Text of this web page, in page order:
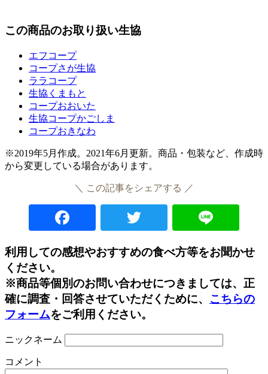
この商品のお取り扱い生協
エフコープ
コープさが生協
ララコープ
生協くまもと
コープおおいた
生協コープかごしま
コープおきなわ
※2019年5月作成。2021年6月更新。商品・包装など、作成時
から変更している場合があります。
＼ この記事をシェアする ／
Facebook Twitter
利用しての感想やおすすめの食べ方等をお聞かせ
ください。
※商品等個別のお問い合わせにつきましては、正
確に調査・回答させていただくために、 こちらの
フォームをご利用ください。
ニックネーム
コメント